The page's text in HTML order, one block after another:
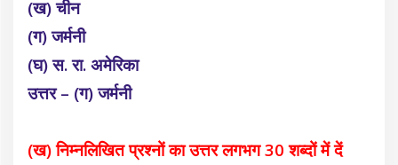
(ख) चीन
(ग) जर्मनी
(घ) स. रा. अमेरिका
उत्तर – (ग) जर्मनी
(ख) निम्नलिखित प्रश्नों का उत्तर लगभग 30 शब्दों में दें